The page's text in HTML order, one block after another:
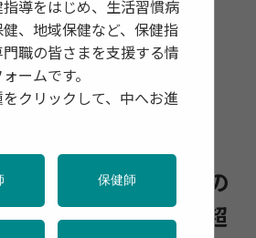
期発見 簡単で痛みの
に エクソソームを超
導をはじめ、生活習慣病
、地域保健など、保健指
職の皆さまを支援する情
ームです。
クリックして、中へお進
保健師